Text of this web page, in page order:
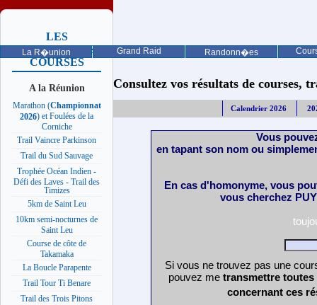
La R�union Grand Raid Randonn�es
LES
PROCHAINES
COURSES
A la Réunion
Marathon (Championnat
2026) et Foulées de la
Corniche
Trail Vaincre Parkinson
Trail du Sud Sauvage
Trophée Océan Indien -
Défi des Laves - Trail des
Timizes
5km de Saint Leu
10km semi-nocturnes de
Saint Leu
Course de côte de
Takamaka
La Boucle Parapente
Trail Tour Ti Benare
Trail des Trois Pitons
Consultez vos résultats de courses,
Calendrier 2026
Vous
en tapant son nom ou
En cas d'homonyme, vous
vous cherchez
Si vous ne trouvez pas une
pouvez me transmettre
concernant ces